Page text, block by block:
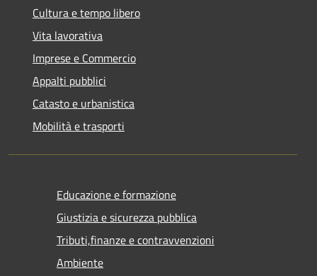
Cultura e tempo libero
Vita lavorativa
Imprese e Commercio
Appalti pubblici
Catasto e urbanistica
Mobilità e trasporti
Educazione e formazione
Giustizia e sicurezza pubblica
Tributi,finanze e contravvenzioni
Ambiente